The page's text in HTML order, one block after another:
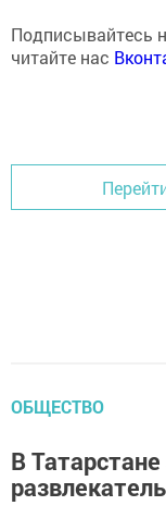
Подписывайтесь
читайте нас
ОБЩЕСТВО
В